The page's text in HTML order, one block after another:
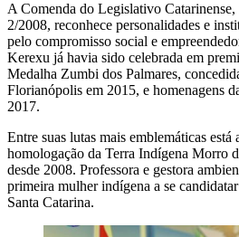
A Comenda do Legislativo Catarinense,
2/2008, reconhece personalidades e
pelo compromisso social e
Kerexu já havia sido celebrada em
Medalha Zumbi dos Palmares,
Florianópolis em 2015, e homenagens
2017.
Entre suas lutas mais emblemáticas está
homologação da Terra Indígena Morro
desde 2008. Professora e gestora
primeira mulher indígena a se
Santa Catarina.